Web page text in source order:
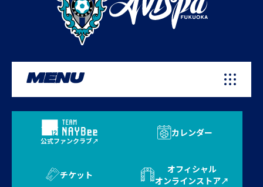
MENU
公式ファンクラブ
カレンダー
チケット
オフィシャル
オンラインストア